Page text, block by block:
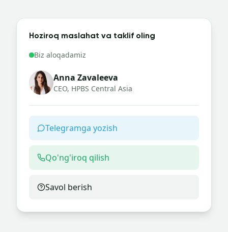
Hoziroq maslahat va taklif oling
Biz aloqadamiz
Anna Zavaleeva
CEO, HPBS Central Asia
Telegramga yozish
Qo'ng'iroq qilish
Savol berish